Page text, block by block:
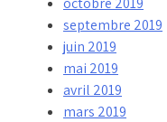
septembre 2019
juin 2019
mai 2019
avril 2019
mars 2019